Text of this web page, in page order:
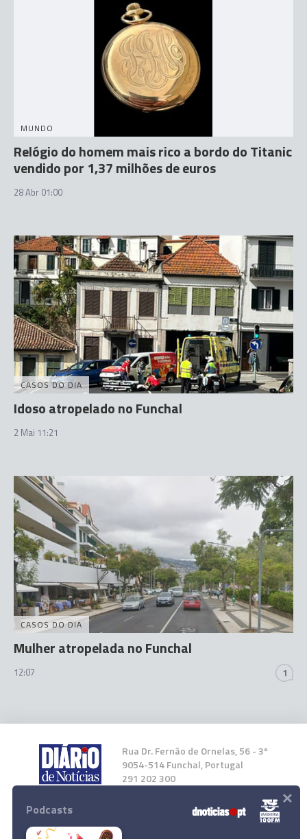
MUNDO
Relógio do homem mais rico a bordo do Titanic
vendido por 1,37 milhões de euros
28 Abr 01:00
CASOS DO DIA
Idoso atropelado no Funchal
2 Mai 11:21
CASOS DO DIA
Mulher atropelada no Funchal
12:07 1
Rua Dr. Fernão de Ornelas, 56 - 3º
9054-514 Funchal, Portugal
291 202 300
Instale a nossa App
Podcasts ×